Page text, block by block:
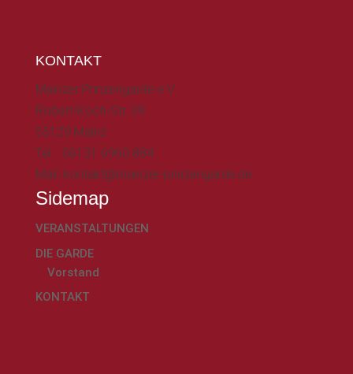
KONTAKT
Mainzer Prinzengarde e.V.
Robert-Koch-Str. 39
55129 Mainz
Tel.: 06131 6960 884
Mail: kontakt@mainzer-prinzengarde.de
Sidemap
VERANSTALTUNGEN
DIE GARDE
Vorstand
KONTAKT